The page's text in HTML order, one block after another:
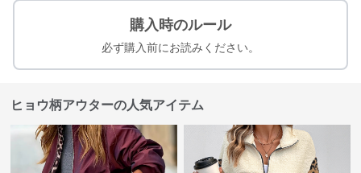
購入時のルール
必ず購入前にお読みください。
ヒョウ柄アウターの人気アイテム